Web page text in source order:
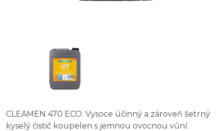
CLEAMEN 470 ECO. Vysoce účinný a zároveň šetrný
kyselý čistič koupelen s jemnou ovocnou vůní.